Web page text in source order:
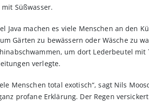
Süßwasser.
Java machen es viele Menschen an den
Gärten zu bewässern oder Wäsche zu
um dort Lederbeutel
verlegte.
Menschen total exotisch“, sagt Nils
profane Erklärung. Der Regen